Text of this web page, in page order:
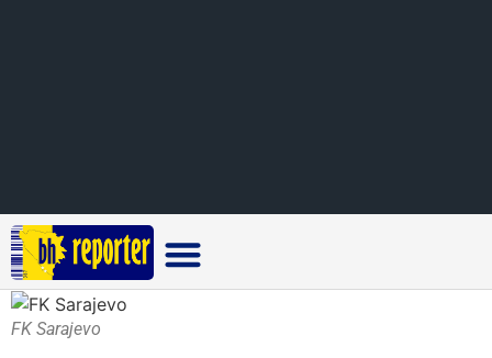
FK Sarajevo